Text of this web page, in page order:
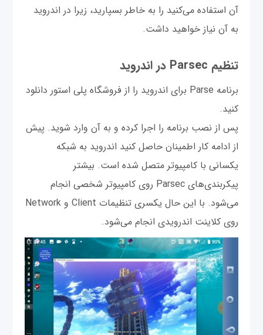
آن استفاده می‌کنید را به خاطر بسپارید، زیرا در اندروید
به آن نیاز خواهید داشت.
تنظیم Parsec در اندروید
برنامه Parse برای اندروید را از فروشگاه پلی استور دانلود
کنید.
پس از نصب برنامه را اجرا کرده و به آن وارد شوید. پیش
از ادامه کار اطمینان حاصل کنید اندروید به شبکه
یکسانی با کامپیوتر متصل شده است. بیشتر
پیکربندی‌های Parsec روی کامپیوتر شخصی انجام
می‌شود. با این حال یکسری تنظیمات Client و Network
روی کلاینت اندرویدی انجام می‌شود.